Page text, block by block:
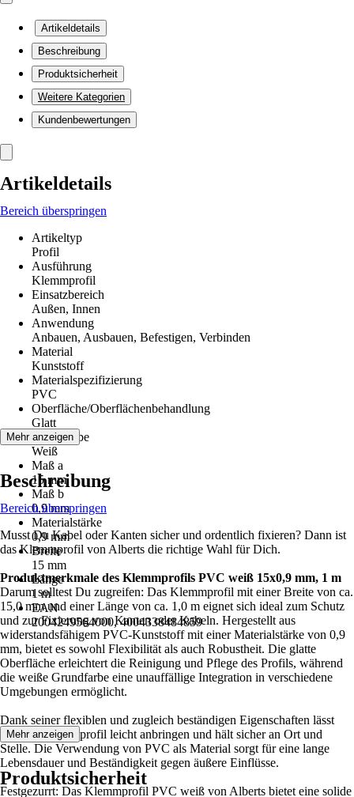
Artikeldetails
Beschreibung
Produktsicherheit
Weitere Kategorien
Kundenbewertungen
Artikeldetails
Bereich überspringen
Artikeltyp
Profil
Ausführung
Klemmprofil
Einsatzbereich
Außen, Innen
Anwendung
Anbauen, Ausbauen, Befestigen, Verbinden
Material
Kunststoff
Materialspezifizierung
PVC
Oberfläche/Oberflächenbehandlung
Glatt
Grundfarbe
Weiß
Maß a
15 mm
Maß b
0,9 mm
Materialstärke
0,9 mm
Breite
15 mm
Länge
1 m
EAN
2004249564000, 4004338484859
Mehr anzeigen
Beschreibung
Bereich überspringen
Musst Du Kabel oder Kanten sicher und ordentlich fixieren? Dann ist
das Klemmprofil von Alberts die richtige Wahl für Dich.
Produktmerkmale des Klemmprofils PVC weiß 15x0,9 mm, 1 m
Darum solltest Du zugreifen: Das Klemmprofil mit einer Breite von ca.
15,0 mm und einer Länge von ca. 1,0 m eignet sich ideal zum Schutz
und zur Fixierung von Kanten oder Kabeln. Hergestellt aus
widerstandsfähigem PVC-Kunststoff mit einer Materialstärke von 0,9
mm, bietet es sowohl Flexibilität als auch Robustheit. Die glatte
Oberfläche erleichtert die Reinigung und Pflege des Profils, während
die weiße Grundfarbe eine unauffällige Integration in verschiedene
Umgebungen ermöglicht.
Dank seiner flexiblen und zugleich beständigen Eigenschaften lässt
sich das Klemmprofil leicht anbringen und hält sicher an Ort und
Stelle. Die Verwendung von PVC als Material sorgt für eine lange
Lebensdauer und Beständigkeit gegen äußere Einflüsse.
Festgezurrt: Das Klemmprofil PVC weiß von Alberts bietet eine solide
Mehr anzeigen
Produktsicherheit